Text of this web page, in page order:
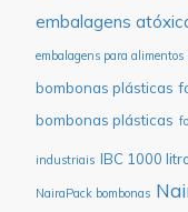
embalagens
embalagens para alimentos
bombonas plásticas
bombonas plásticas
industriais IBC 1000
NairaPack bombonas